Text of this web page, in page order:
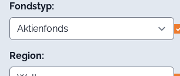
Fondstyp:
Region: